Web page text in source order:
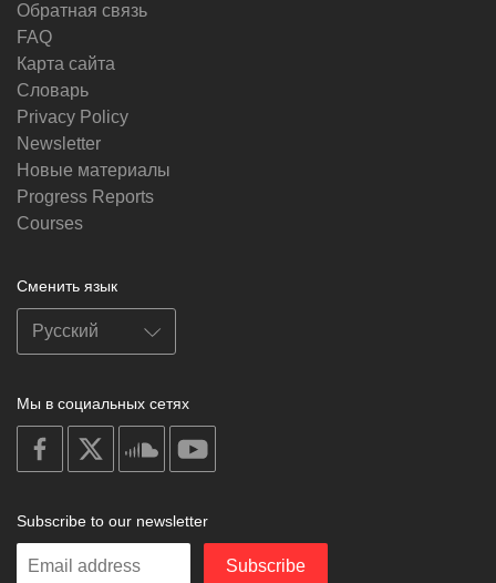
Обратная связь
FAQ
Карта сайта
Словарь
Privacy Policy
Newsletter
Новые материалы
Progress Reports
Courses
Сменить язык
Мы в социальных сетях
on
facebook
soundcloud
Subscribe to our newsletter
Enter
Subscribe